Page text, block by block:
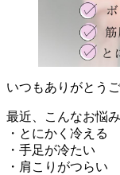
いつもありがとう
最近、こんなお悩
・とにかく冷える
・手足が冷たい
・肩こりがつらい